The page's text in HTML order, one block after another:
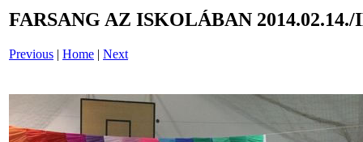
FARSANG AZ ISKOLÁBAN 2014.02.14./
Previous | Home | Next